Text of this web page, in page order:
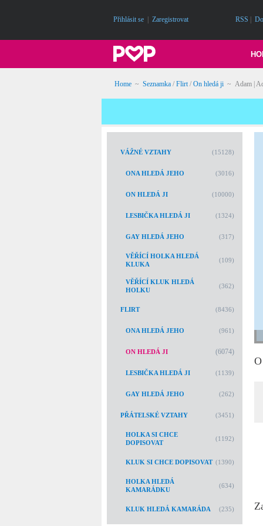
Přihlásit se Zaregistrovat RSS
Home ~ Seznamka / Flirt/ On hledá ji ~ Adam |
VÁŽNÉ VZTAHY (15128)
ONA HLEDÁ JEHO (3016)
ON HLEDÁ JI (10000)
LESBIČKA HLEDÁ JI (1324)
GAY HLEDÁ JEHO (317)
VĚŘÍCÍ HOLKA HLEDÁ
KLUKA
(109)
VĚŘÍCÍ KLUK HLEDÁ
HOLKU
(362)
FLIRT (8436)
ONA HLEDÁ JEHO (961)
ON HLEDÁ JI (6074)
LESBIČKA HLEDÁ JI (1139)
GAY HLEDÁ JEHO (262)
PŘÁTELSKÉ VZTAHY (3451)
HOLKA SI CHCE
DOPISOVAT
(1192)
KLUK SI CHCE DOPISOVAT (1390)
HOLKA HLEDÁ
KAMARÁDKU
(634)
KLUK HLEDÁ KAMARÁDA (235)